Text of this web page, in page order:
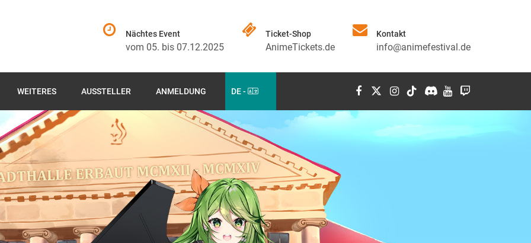
Nächtes Event
vom 05. bis 07.12.2025
Ticket-Shop
AnimeTickets.de
Kontakt
info@animefestival.de
WEITERES AUSSTELLER ANMELDUNG DE -